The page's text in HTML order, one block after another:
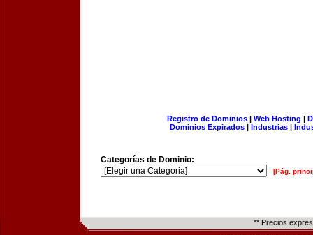
Registro de Dominios| Web Hosting |
Dominios Expirados | Industrias |
Categorías de Dominio:
[Pág.
** Precios